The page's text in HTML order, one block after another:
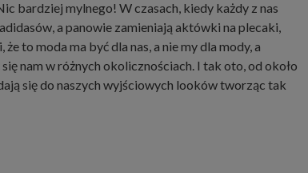
bardziej mylnego! W czasach, kiedy każdy z nas
a panowie zamieniają aktówki na plecaki,
żeto moda ma być dla nas, a nie my dla mody,a
nam w różnych okolicznościach. I tak oto, od około
się do naszych wyjściowych looków tworząc tak